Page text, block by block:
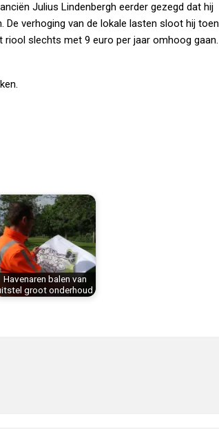
Julius Lindenbergh eerder gezegd dat hij
verhoging van de lokale lasten sloot hij toen
slechts met 9 euro per jaar omhoog gaan.
Havenaren balen van
groot onderhoud